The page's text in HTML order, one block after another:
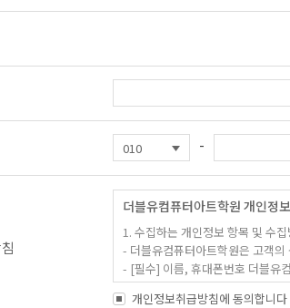
-
더블유컴퓨터아트학원 개인정
1. 수집하는 개인정보 항목 및 수집
- 더블유컴퓨터아트학원은 고객
- [필수] 이름, 휴대폰번호 더블유
- 홈페이지 내 상담신청(수강료조
개인정보취급방침에 동의합니다